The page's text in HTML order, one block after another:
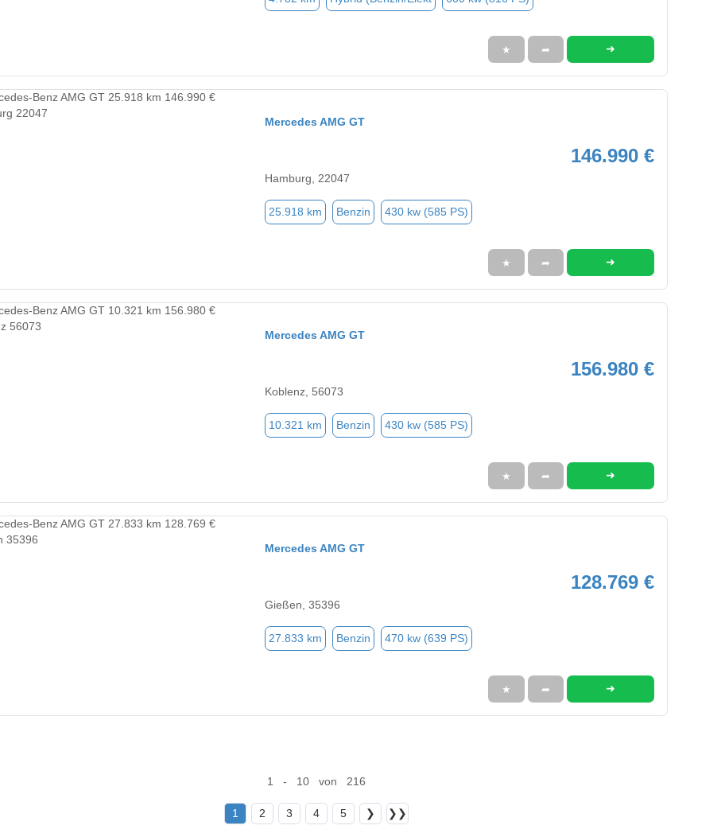
★ ➦ ➜
Mercedes AMG GT
146.990 €
Hamburg, 22047
25.918 km Benzin 430 kw (585 PS)
★ ➦ ➜
Mercedes AMG GT
156.980 €
Koblenz, 56073
10.321 km Benzin 430 kw (585 PS)
★ ➦ ➜
Mercedes AMG GT
128.769 €
Gießen, 35396
27.833 km Benzin 470 kw (639 PS)
★ ➦ ➜
1 - 10 von 216
1 2 3 4 5 ❯ ❯❯